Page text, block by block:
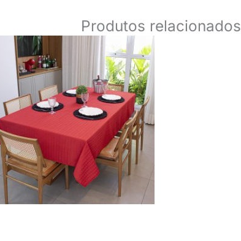
Produtos relacionados
preço
original
R$ 79,90.
preço
atual
é:
R$ 49,90.